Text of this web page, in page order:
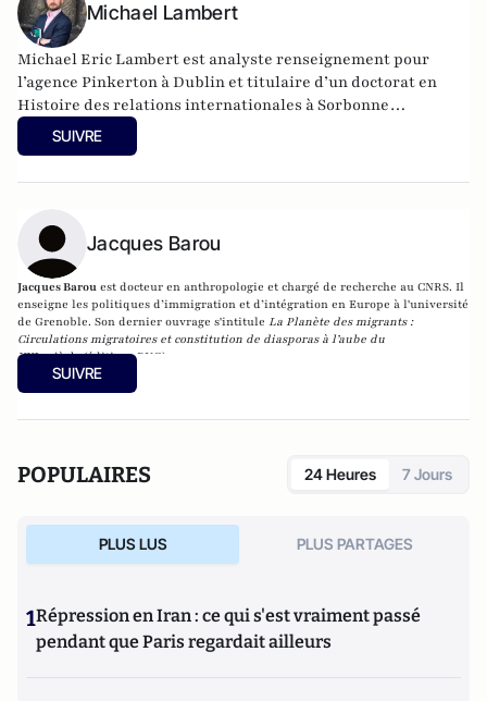
Michael Lambert
Michael Eric Lambert est analyste renseignement pour
l’agence Pinkerton à Dublin et titulaire d’un doctorat en
Histoire des relations internationales à Sorbonne
Université en partenariat avec l’INSEAD.
SUIVRE
Jacques Barou
Jacques Barou est docteur en anthropologie et chargé de recherche au CNRS. Il
enseigne les politiques d’immigration et d’intégration en Europe à l'université
de Grenoble. Son dernier ouvrage s'intitule La Planète des migrants :
Circulations migratoires et constitution de diasporas à l’aube du
XXIe siècle(éditions PUG).
SUIVRE
POPULAIRES 24 Heures 7 Jours
PLUS LUS PLUS PARTAGES
1Répression en Iran : ce qui s'est vraiment passé
pendant que Paris regardait ailleurs